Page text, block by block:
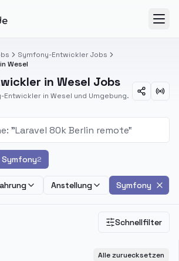
Symfony-Entwickler Jobs
Wesel
in Wesel Jobs
in Wesel und Umgebung.
Symfony2
Anstellung Symfony
Schnellfilter
Alle zuruecksetzen